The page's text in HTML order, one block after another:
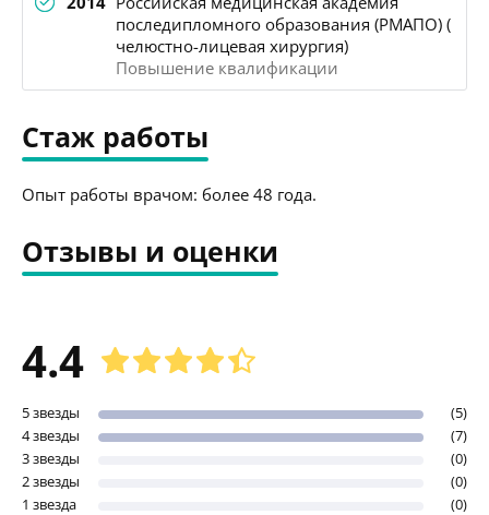
последипломного образования (РМАПО) (
челюстно-лицевая хирургия)
Повышение квалификации
Стаж работы
Опыт работы врачом: более 48 года.
Отзывы и оценки
4.4
5 звезды
(5)
4 звезды
(7)
3 звезды
(0)
2 звезды
(0)
1 звезда
(0)